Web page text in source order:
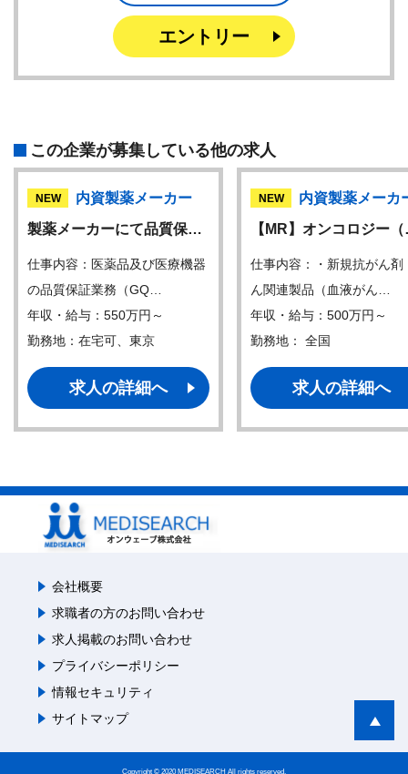
エントリー
この企業が募集している他の求人
NEW
内資製薬メーカー
製薬メーカーにて品質保…
仕事内容：医薬品及び医療機器
の品質保証業務（GQ…
年収・給与：550万円～
勤務地：在宅可、東京
求人の詳細へ
NEW
内資製薬メーカ
【MR】オンコロジー
仕事内容：・新規抗がん剤
ん関連製品（血液がん…
年収・給与：500万円～
勤務地： 全国
求人の詳細へ
会社概要
求職者の方のお問い合わせ
求人掲載のお問い合わせ
プライバシーポリシー
情報セキュリティ
サイトマップ
Copyright © 2020 MEDISEARCH All rights reserved.